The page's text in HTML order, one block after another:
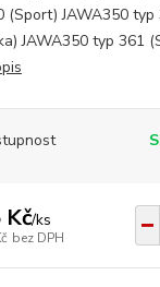
(Sport) JAWA350 typ
JAWA350 typ 361
Kč/ks
bez DPH